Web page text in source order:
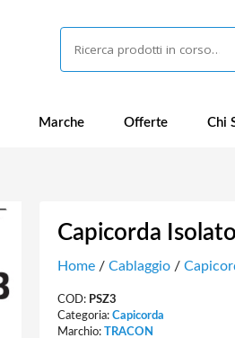
Marche Offerte Chi
Capicorda
Home/ Cablaggio/
COD: PSZ3
Categoria: Capicorda
Marchio: TRACON